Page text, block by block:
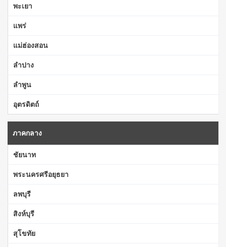
พะเยา
แพร่
แม่ฮ่องสอน
ลำปาง
ลำพูน
อุตรดิตถ์
ภาคกลาง
ชัยนาท
พระนครศรีอยุธยา
ลพบุรี
สิงห์บุรี
สุโขทัย